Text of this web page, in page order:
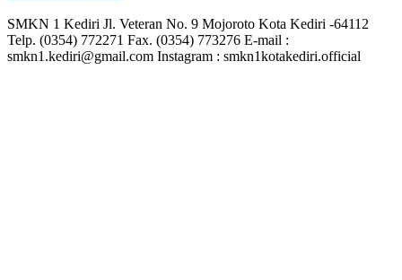
SMKN 1 Kediri Jl. Veteran No. 9 Mojoroto Kota Kediri -64112
Telp. (0354) 772271 Fax. (0354) 773276 E-mail :
smkn1.kediri@gmail.com Instagram : smkn1kotakediri.official